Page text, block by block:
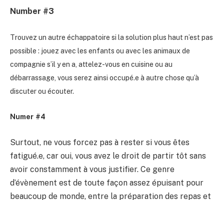
Number #3
Trouvez un autre échappatoire si la solution plus haut n’est pas
possible : jouez avec les enfants ou avec les animaux de
compagnie s’il y en a, attelez-vous en cuisine ou au
débarrassage, vous serez ainsi occupé.e à autre chose qu’à
discuter ou écouter.
Numer #4
Surtout, ne vous forcez pas à rester si vous êtes
fatigué.e, car oui, vous avez le droit de partir tôt sans
avoir constamment à vous justifier. Ce genre
d’évènement est de toute façon assez épuisant pour
beaucoup de monde, entre la préparation des repas et